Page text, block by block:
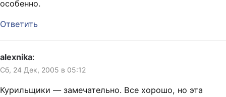
особенно.
Ответить
alexnika:
Сб, 24 Дек, 2005 в 05:12
Курильщики — замечательно. Все хорошо, но эта